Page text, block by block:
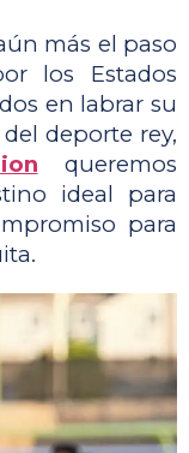
más el paso
los Estados
en labrar su
deporte rey,
queremos
ideal para
para